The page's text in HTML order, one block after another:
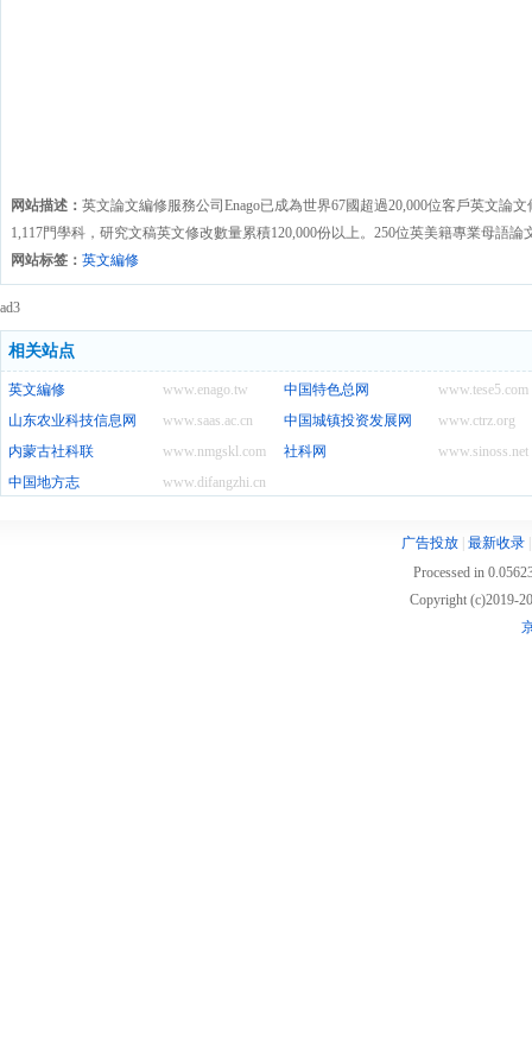
网站描述： 英文論文編修服務公司Enago已成為世界67國超過20,000位客戶英文論
1,117門學科，研究文稿英文修改數量累積120,000份以上。250位英美籍專業母語
网站标签： 英文編修
ad3
相关站点
www.enago.tw
英文編修 www.tese5.com
中国特色总网
www.saas.ac.cn
山东农业科技信息网 www.ctrz.org
中国城镇投资发展网
www.nmgskl.com
内蒙古社科联 www.sinoss.net
社科网
www.difangzhi.cn
中国地方志
广告投放 最新收录
Processed in
Copyright (c)2019-